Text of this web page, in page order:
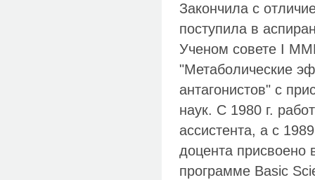
Закончила с
поступила в
Ученом совете I
"Метаболические
антагонистов" с
наук. С 1980 г.
ассистента, а с
доцента присвоено
программе Basic